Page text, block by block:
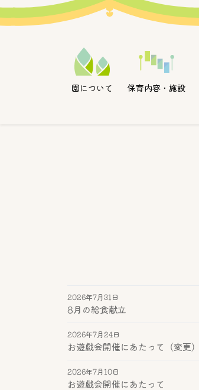
メインナビゲーション
園について 保育内容・施設
8月の給食献立
2026年7月31日
お遊戯会開催にあたって（変更）
2026年7月24日
お遊戯会開催にあたって
2026年7月10日